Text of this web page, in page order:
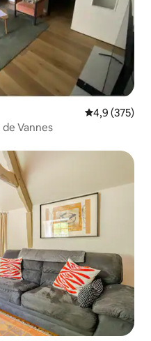
Prosječna
4,9 (375)
Vannes